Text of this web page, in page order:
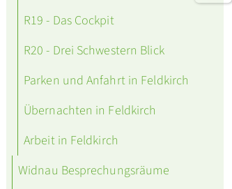
R19 - Das Cockpit
R20 - Drei Schwestern Blick
Parken und Anfahrt in Feldkirch
Übernachten in Feldkirch
Arbeit in Feldkirch
Widnau Besprechungsräume